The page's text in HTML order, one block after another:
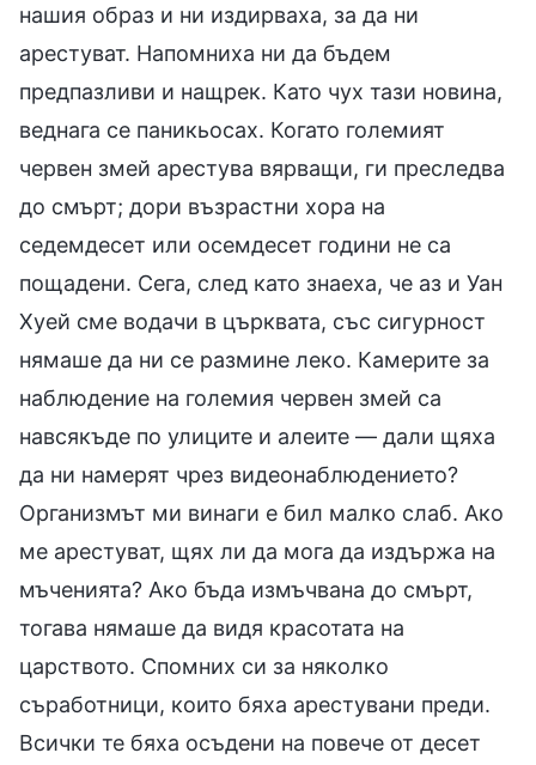
нашия образ и ни издирваха, за да ни
арестуват. Напомниха ни да бъдем
предпазливи и нащрек. Като чух тази новина,
веднага се паникьосах. Когато големият
червен змей арестува вярващи, ги преследва
до смърт; дори възрастни хора на
седемдесет или осемдесет години не са
пощадени. Сега, след като знаеха, че аз и Уан
Хуей сме водачи в църквата, със сигурност
нямаше да ни се размине леко. Камерите за
наблюдение на големия червен змей са
навсякъде по улиците и алеите — дали щяха
да ни намерят чрез видеонаблюдението?
Организмът ми винаги е бил малко слаб. Ако
ме арестуват, щях ли да мога да издържа на
мъченията? Ако бъда измъчвана до смърт,
тогава нямаше да видя красотата на
царството. Спомних си за няколко
съработници, които бяха арестувани преди.
Всички те бяха осъдени на повече от десет